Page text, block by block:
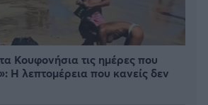
Κουφονήσια τις ημέρες που
Η λεπτομέρεια που κανείς δεν